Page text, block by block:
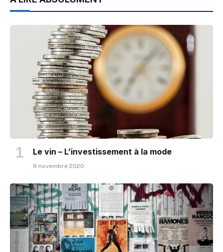
Le vin – L’investissement à la mode
9 novembre 2020